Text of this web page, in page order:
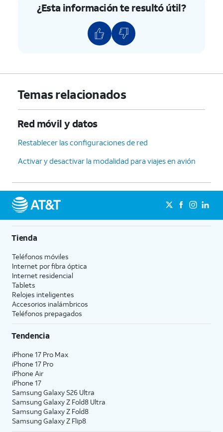
Toca o desliza el
a ON.
Si es necesario, toca
OKpara desactivar
Wi-Fi.
¿Esta información te resultó útil?
Temas relacionados
Red móvil y datos
Restablecer las configuraciones de red
Activar y desactivar la modalidad para viajes en avión
Tienda
Teléfonos móviles
Internet por fibra óptica
Internet residencial
Tablets
Relojes inteligentes
Accesorios inalámbricos
Teléfonos prepagados
Tendencia
iPhone 17 Pro Max
iPhone 17 Pro
iPhone Air
iPhone 17
Samsung Galaxy S26 Ultra
Samsung Galaxy Z Fold8 Ultra
Samsung Galaxy Z Fold8
Samsung Galaxy Z Flip8